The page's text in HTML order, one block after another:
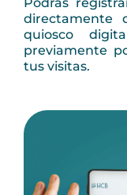
directamente
quiosco
previamente
tus visitas.